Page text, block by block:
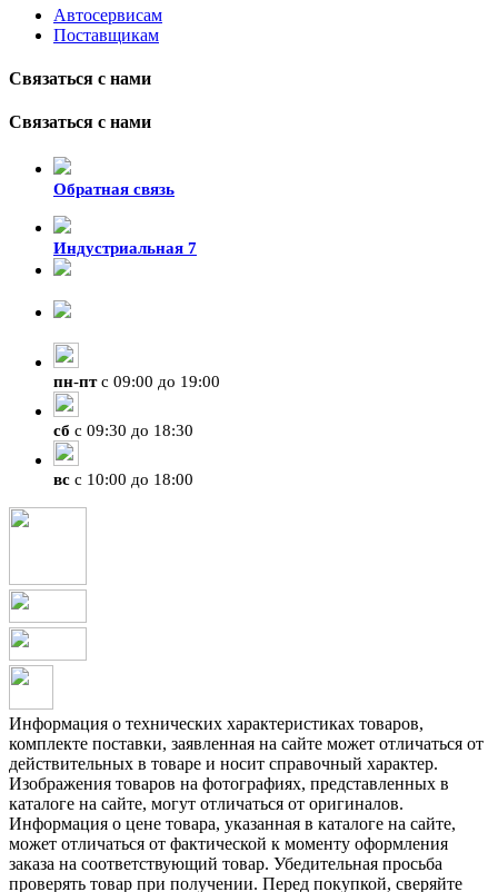
Автосервисам
Поставщикам
Связаться с нами
Связаться с нами
Обратная связь
Индустриальная 7
пн-птс 09:00 до 19:00
сб с 09:30 до 18:30
вс с 10:00 до 18:00
Информация о технических характеристиках товаров,
комплекте поставки, заявленная на сайте может отличаться от
действительных в товаре и носит справочный характер.
Изображения товаров на фотографиях, представленных в
каталоге на сайте, могут отличаться от оригиналов.
Информация о цене товара, указанная в каталоге на сайте,
может отличаться от фактической к моменту оформления
заказа на соответствующий товар. Убедительная просьба
проверять товар при получении. Перед покупкой, сверяйте